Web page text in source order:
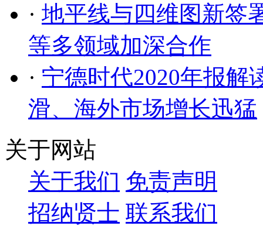
· 地平线与四维图新签
等多领域加深合作
· 宁德时代2020年报解
滑、海外市场增长迅猛
关于网站
关于我们 免责声明
招纳贤士 联系我们